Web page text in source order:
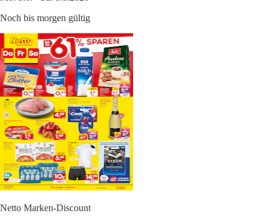
Noch bis morgen gültig
Netto Marken-Discount